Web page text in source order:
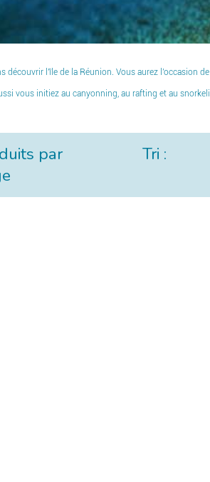
découvrir l'île de la Réunion. Vous aurez l'occasion
vous initiez au canyonning, au rafting et au
par
Tri :